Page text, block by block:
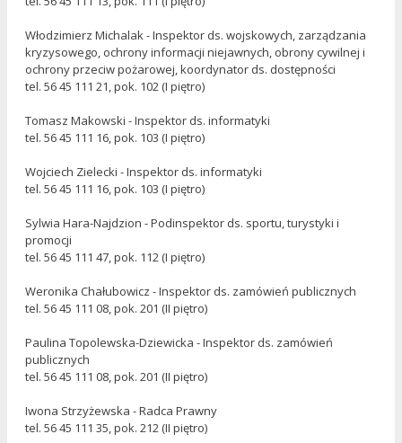
Włodzimierz Michalak - Inspektor ds. wojskowych, zarządzania
kryzysowego, ochrony informacji niejawnych, obrony cywilnej i
ochrony przeciw pożarowej, koordynator ds. dostępności
tel. 56 45 111 21, pok. 102 (I piętro)
Tomasz Makowski - Inspektor ds. informatyki
tel. 56 45 111 16, pok. 103 (I piętro)
Wojciech Zielecki - Inspektor ds. informatyki
tel. 56 45 111 16, pok. 103 (I piętro)
Sylwia Hara-Najdzion - Podinspektor ds. sportu, turystyki i
promocji
tel. 56 45 111 47, pok. 112 (I piętro)
Weronika Chałubowicz - Inspektor ds. zamówień publicznych
tel. 56 45 111 08, pok. 201 (II piętro)
Paulina Topolewska-Dziewicka - Inspektor ds. zamówień
publicznych
tel. 56 45 111 08, pok. 201 (II piętro)
Iwona Strzyżewska - Radca Prawny
tel. 56 45 111 35, pok. 212 (II piętro)